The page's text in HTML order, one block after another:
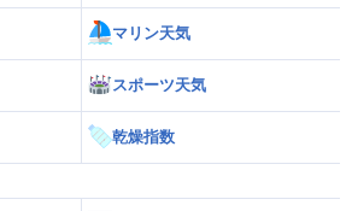
マリン天気
スポーツ天気
乾燥指数